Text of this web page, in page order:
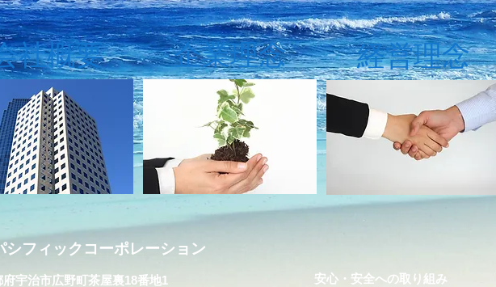
社概要 企業理念 経営理念
シフィックコーポレーション
宇治市広野町茶屋裏18番地1 安心・安全への取り組み